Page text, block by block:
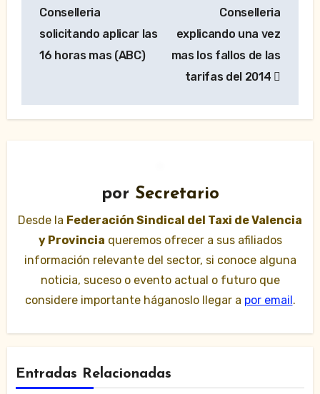
entradas
Conselleria
solicitando aplicar las
16 horas mas (ABC)
Conselleria
explicando una vez
mas los fallos de las
tarifas del 2014
por Secretario
Desde la Federación Sindical del Taxi de Valencia
y Provincia queremos ofrecer a sus afiliados
información relevante del sector, si conoce alguna
noticia, suceso o evento actual o futuro que
considere importante háganoslo llegar a por email.
Entradas Relacionadas